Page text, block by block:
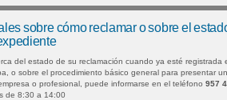
sobre cómo reclamar o sobre el
del estado de su reclamación cuando ya esté registrada
o sobre el procedimiento básico general para presentar
o profesional, puede informarse en el teléfono 957
de 8:30 a 14:00